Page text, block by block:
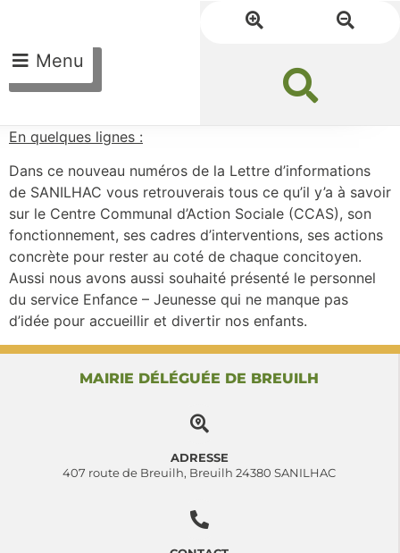
Menu
En quelques lignes :
Dans ce nouveau numéros de la Lettre d’informations
de SANILHAC vous retrouverais tous ce qu’il y’a à savoir
sur le Centre Communal d’Action Sociale (CCAS), son
fonctionnement, ses cadres d’interventions, ses actions
concrète pour rester au coté de chaque concitoyen.
Aussi nous avons aussi souhaité présenté le personnel
du service Enfance – Jeunesse qui ne manque pas
d’idée pour accueillir et divertir nos enfants.
MAIRIE DÉLÉGUÉE DE BREUILH
ADRESSE
407 route de Breuilh, Breuilh 24380 SANILHAC